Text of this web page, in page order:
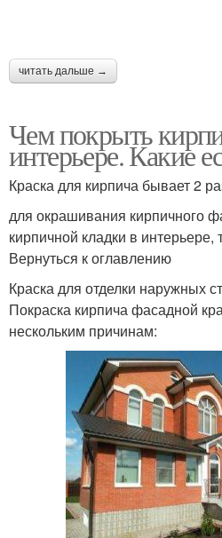
читать дальше →
Чем покрыть
интерьере. Какие
Краска для кирпича бывает 2
для окрашивания кирпичного
кирпичной кладки в
Вернуться к оглавлению
Краска для отделки наружных
Покраска кирпича фасадной
нескольким причинам: